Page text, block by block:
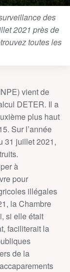
des
2021 près de
toutes les
vient de
DETER. Il a
plus haut
Sur l’année
31 juillet 2021,
à
pour
illégales
la Chambre
si elle était
faciliterait la
de la